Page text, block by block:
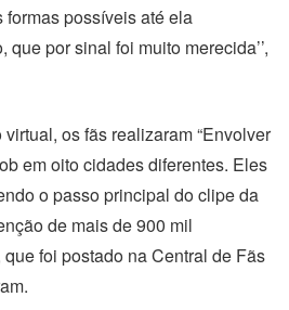
possíveis até ela
por sinal foi muito merecida’’,
virtual, osfãs realizaram “Envolver
em oito cidades diferentes. Eles
o passo principal do clipe da
de mais de 900 mil
foi postado na Central de Fãs